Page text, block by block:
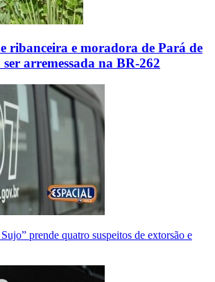
ribanceira e moradora de Pará de
arremessada na BR-262
prende quatro suspeitos de extorsão e